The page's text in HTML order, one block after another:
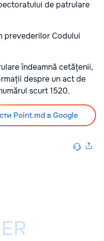
de patrulare
prevederilor Codului
îndeamnă cetățenii,
despre un act de
scurt 1520.
Point.md в Google